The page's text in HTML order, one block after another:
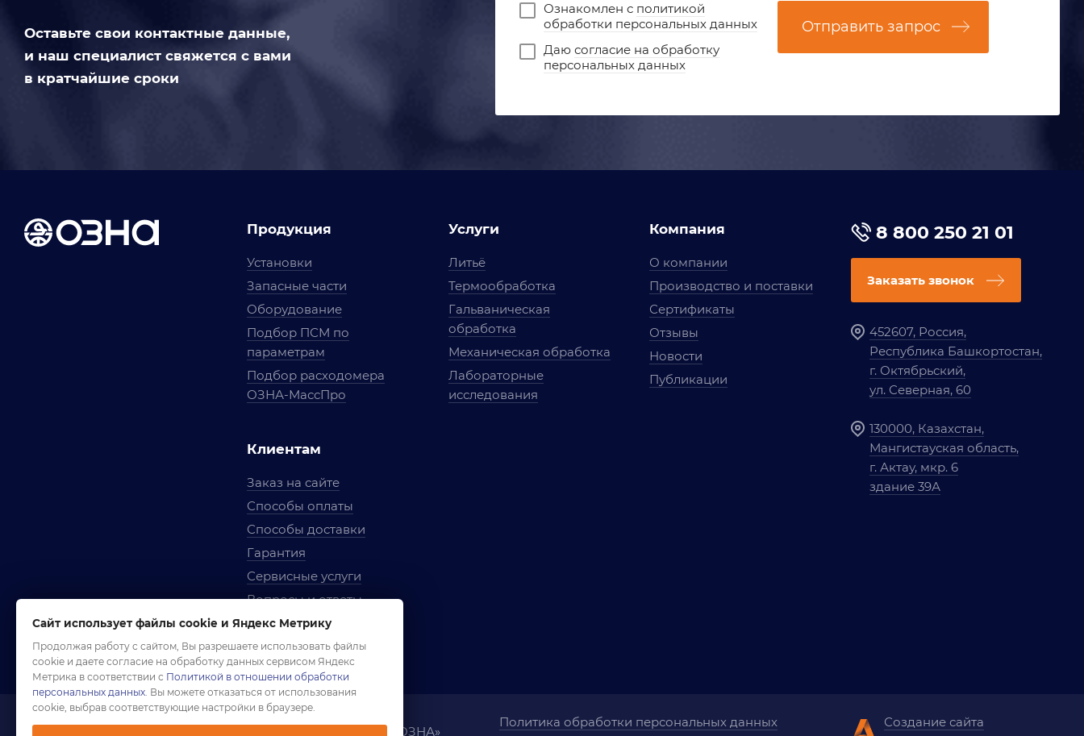
Оставьте свои контактные данные,
и наш специалист свяжется с вами
в кратчайшие сроки
Ознакомлен с политикой
обработки персональных данных
Даю согласие на обработку
персональных данных
Отправить запрос
Продукция
Установки
Запасные части
Оборудование
Подбор ПСМ по
параметрам
Подбор расходомера
ОЗНА-МассПро
Клиентам
Заказ на сайте
Способы оплаты
Способы доставки
Гарантия
Сервисные услуги
Вопросы и ответы
Условия сотрудничества
Правила использования
Услуги
Литьё
Термообработка
Гальваническая
обработка
Механическая обработка
Лабораторные
исследования
Компания
О компании
Производство и поставки
Сертификаты
Отзывы
Новости
Публикации
8 800 250 21 01
Заказать звонок
452607, Россия,
Республика Башкортостан,
г. Октябрьский,
ул. Северная, 60
130000, Казахстан,
Мангистауская область,
г. Актау, мкр. 6
здание 39А
Компания «ОЗНА»
Политика обработки персональных данных
Создание сайта
Сайт использует файлы cookie и Яндекс Метрику
Продолжая работу с сайтом, Вы разрешаете использовать файлы
cookie и даете согласие на обработку данных сервисом Яндекс
Метрика в соответствии с Политикой в отношении обработки
персональных данных. Вы можете отказаться от использования
cookie, выбрав соответствующие настройки в браузере.